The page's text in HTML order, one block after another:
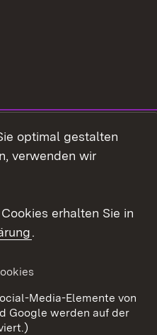
Cookies
optimal gestalten
verwenden wir
erhalten Sie in
.
Media-Elemente von
Google werden auf der